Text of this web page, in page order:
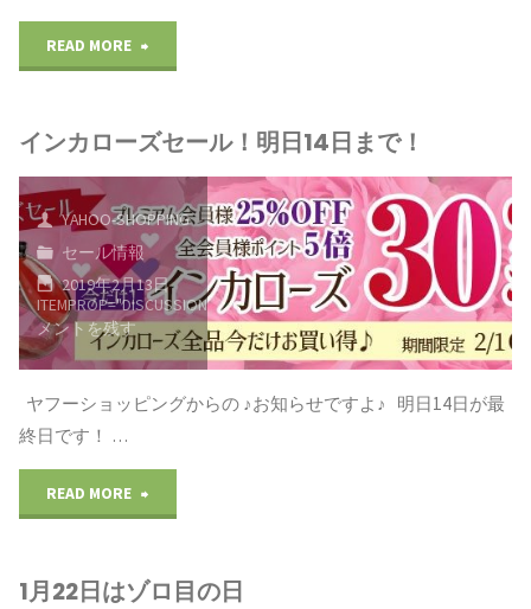
ー】
ヤ
シ
ョ
ッ
ピ
ン
グ
の
READ MORE
15
は
ヤ
フ
ー
ピ
インカローズセール！明日14日まで！
YAHOO-SHOPPING
セール情報
2019年2月13日
ITEMPROP="DISCUSSIONURL"コ
メントを残す
ヤフーショッピングからの ♪お知らせですよ♪ 明日14日が最
終日です！ …
READ MORE
カ
1月22日はゾロ目の日